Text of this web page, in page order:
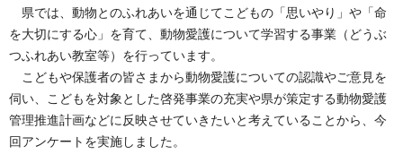
県では、動物とのふれあいを通じてこどもの「思いやり」や「命
を大切にする心」を育て、動物愛護について学習する事業（どうぶ
つふれあい教室等）を行っています。
こどもや保護者の皆さまから動物愛護についての認識やご意見を
伺い、こどもを対象とした啓発事業の充実や県が策定する動物愛護
管理推進計画などに反映させていきたいと考えていることから、今
回アンケートを実施しました。